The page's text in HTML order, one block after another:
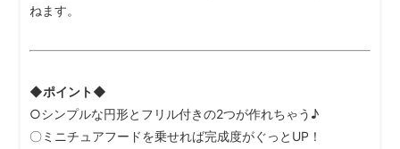
ねます。
◆ポイント◆
○シンプルな円形とフリル付きの2つが作れちゃう♪
〇ミニチュアフードを乗せれば完成度がぐっとUP！